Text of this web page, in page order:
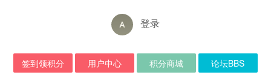
登录
签到领积分 用户中心 积分商城 论坛BBS